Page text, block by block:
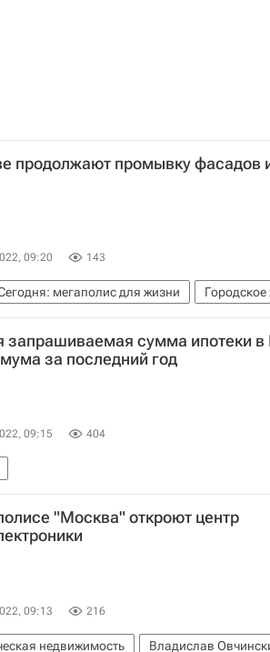
продолжают промывку фасадов
09:20 143
мегаполис для жизни
городского хозяйства Москвы
запрашиваемая сумма ипотеки
за последний год
09:15 404
"Москва" откроют центр
09:13 216
недвижимость Владислав